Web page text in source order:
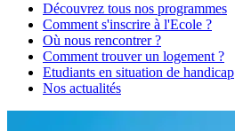
Découvrez tous nos programmes
Comment s'inscrire à l'Ecole ?
Où nous rencontrer ?
Comment trouver un logement ?
Etudiants en situation de handicap
Nos actualités